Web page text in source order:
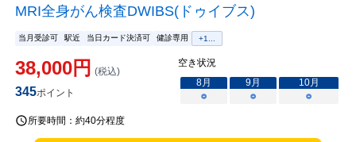
MRI全身がん検査DWIBS(ドゥイブス)
当月受診可 駅近 当日カード決済可 健診専用 +1...
38,000円 (税込)
345ポイント
空き状況
8月 9月 10月
○
○ ○
所要時間： 約40分程度